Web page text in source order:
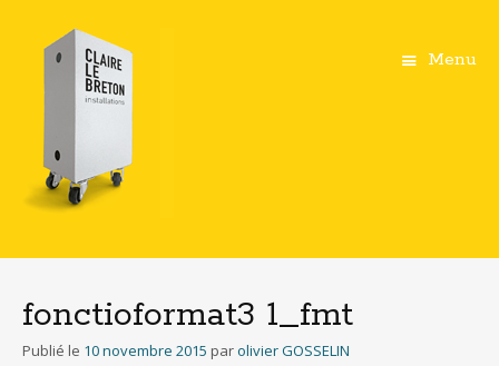
Menu
principal
fonctioformat3 1_fmt
Publié le 10 novembre 2015 parolivier GOSSELIN